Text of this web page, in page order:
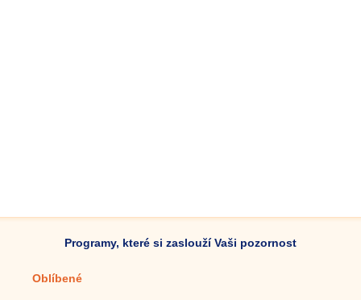
Programy, které si zaslouží Vaši pozornost
Oblíbené